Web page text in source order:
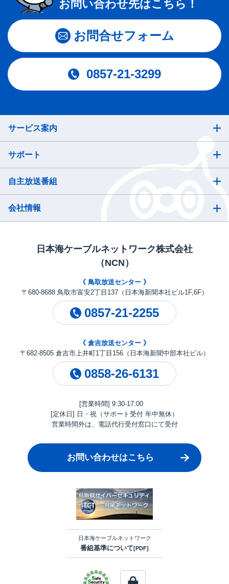
お問い合わせ先はこちら！
お問合せフォーム
0857-21-3299
サービス案内
サポート
自主放送番組
会社情報
日本海ケーブルネットワーク株式会社
（NCN）
《 鳥取放送センター 》
〒680-8688 鳥取市富安2丁目137（日本海新聞本社ビル1F,6F）
0857-21-2255
《 倉吉放送センター 》
〒682-8505 倉吉市上井町1丁目156（日本海新聞中部本社ビル）
0858-26-6131
[営業時間] 9:30-17:00
[定休日] 日・祝（サポート受付 年中無休）
営業時間外は、電話代行受付窓口にて受付
お問い合わせはこちら
日本海ケーブルネットワーク
番組基準について[PDF]